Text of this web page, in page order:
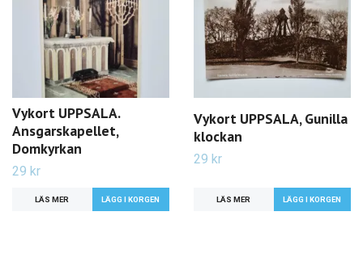
Vykort UPPSALA.
Ansgarskapellet,
Domkyrkan
29 kr
LÄS MER
Vykort UPPSALA, Gunilla
klockan
29 kr
LÄS MER